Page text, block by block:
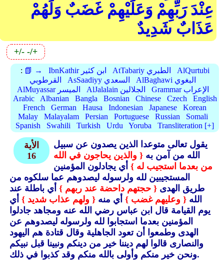
عِنْدَ رَبِّهِمْ وَعَلَيْهِمْ غَضَبٌ وَلَهُمْ
عَذَابٌ شَدِيدٌ
+/- -/+
: 📗 → IbnKathir ابن كثير AtTabariy الطبري
AlQurtubi
القرطوبي
AsSaadiyy السعدي
AlBaghawi البغوي
AlMuyassar الميسر
AlJalalain الجلالين
Grammar الإعراب
Arabic
Albanian Bangla Bosnian Chinese Czech
English
French
German Hausa Indonesian Japanese
Korean
Malay
Malayalam Persian Portuguese Russian
Somali
Spanish
Swahili Turkish Urdu Yoruba Transliteration [+]
الأية
16
يقول تعالى متوعدا الذين يصدون عن سبيل
الله من آمن به { والذين يحاجون في الله
من بعدما استجيب له }أي يجادلون المؤمنين
المستجيبين لله ولرسوله ليصدوهم عما سلكوه من
طريق الهدى { حجتهم داحضة عند ربهم }أي باطلة عند
الله { وعليهم غضب }أي منه { ولهم عذاب شديد }أي
يوم القيامة قال ابن عباس رضي الله عنه ومجاهد جادلوا
المؤمنين بعدما استجابوا لله ولرسوله ليصدوهم عن
الهدى وطمعوا أن تعود الجاهلية وقال قتادة هم اليهود
والنصارى قالوا لهم ديننا خير من دينكم ونبينا قبل نبيكم
ونحن خير منكم وأولى بالله منكم وقد كذبوا في ذلك.